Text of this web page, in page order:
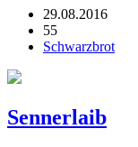
29.08.2016
55
Schwarzbrot
Sennerlaib